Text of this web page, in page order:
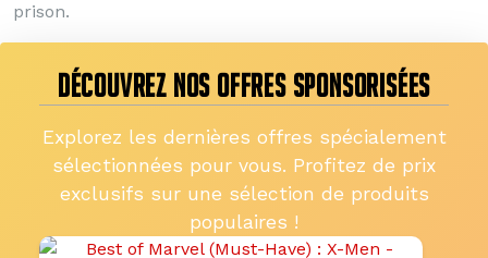
prison.
DÉCOUVREZ NOS OFFRES SPONSORISÉES
Explorez les dernières offres spécialement
sélectionnées pour vous. Profitez de prix
exclusifs sur une sélection de produits
populaires !